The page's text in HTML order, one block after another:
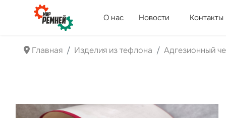
О нас Новости Контакты
Главная Изделия из тефлона Адгезионный